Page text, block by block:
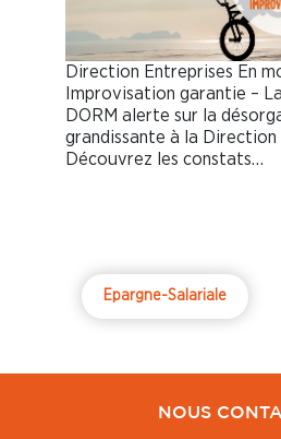
Direction Entreprises En
Improvisation garantie –
DORM alerte sur la
grandissante à la Direction
Découvrez les constats…
Epargne-Salariale
NOUS